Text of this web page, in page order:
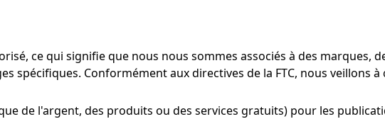
ce qui signifie que nous nous sommes associés à des marques,
spécifiques. Conformément aux directives de la FTC, nous veillons
de l'argent, des produits ou des services gratuits) pour les